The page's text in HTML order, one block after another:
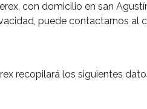
con domicilio en san
puede contactarnos al
recopilará los siguientes